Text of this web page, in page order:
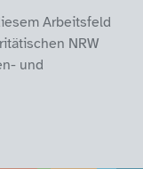
Arbeitsfeld
NRW
und